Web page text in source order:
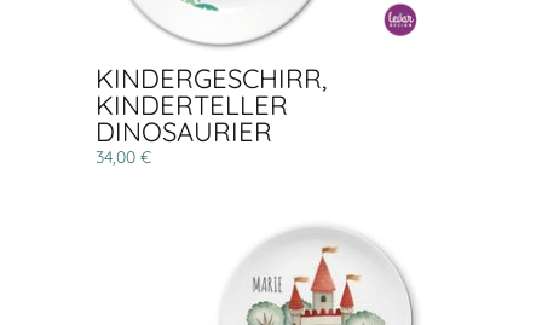
KINDERGESCHIRR,
KINDERTELLER
DINOSAURIER
34,00 €